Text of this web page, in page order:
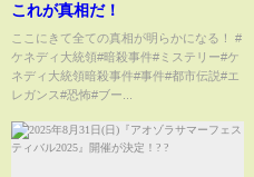
これが真相だ！
ここにきて全ての真相が明らかになる！ #
ケネディ大統領#暗殺事件#ミステリー#ケ
ネディ大統領暗殺事件#事件#都市伝説#エ
レガンス#恐怖#ブー...